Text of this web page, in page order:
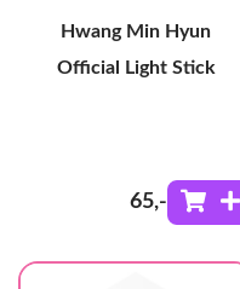
Hwang Min Hyun
Official Light Stick
65,-